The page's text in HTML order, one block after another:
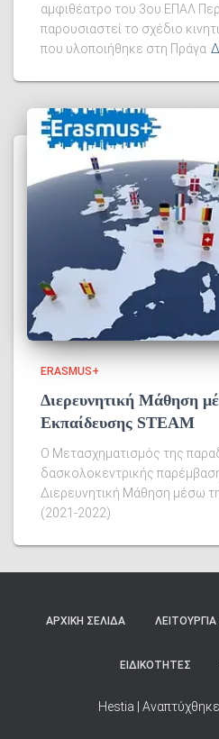
αμφιθέατρο του 3ου ΕΠΑΛ
παρουσιαστεί το σχέδιο
που υλοποιήθηκε στη Πράγα
ERASMUS+
Διερευνητική Μάθηση
Εκπαίδευσης STEAM
Ο Μετασχηματισμός της
δασκολοκεντρικής
Διερευνητική Μάθηση μέσω
(2021-2022)
ΑΡΧΙΚΉ ΣΕΛΊΔΑ
ΕΙΔΙΚΌΤΗΤΕΣ
Hestia |